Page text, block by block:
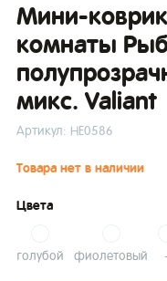
Мини-
комнаты
микс. Valiant
Артикул: НЕ0586
Товара нет в наличии
Цвета
голубой фиолетовый